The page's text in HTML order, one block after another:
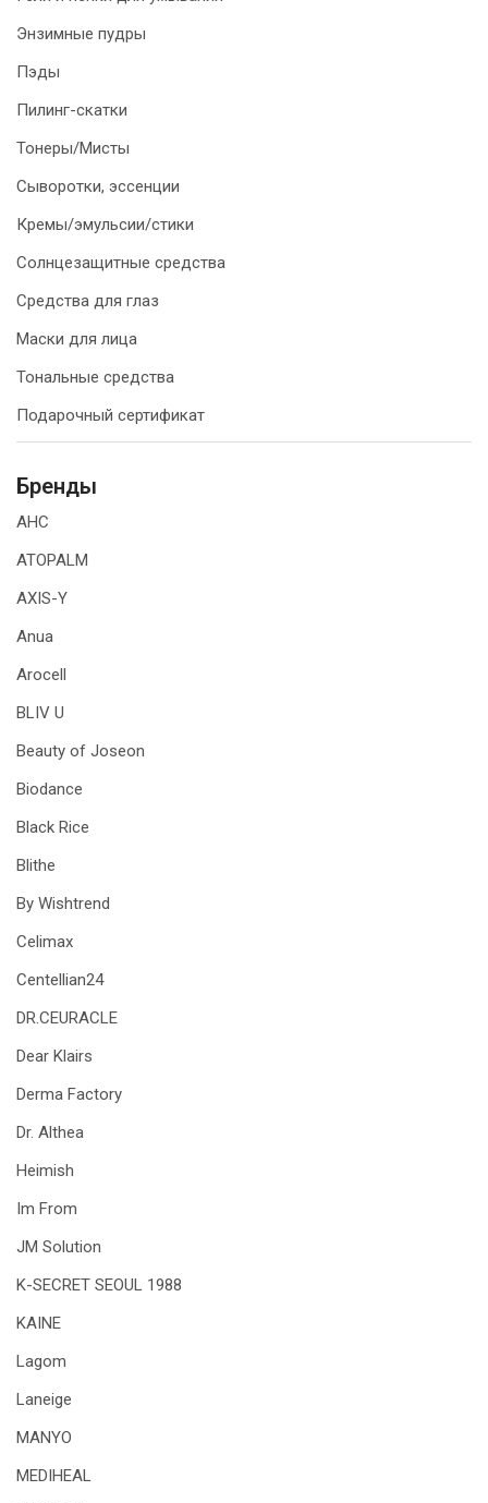
Энзимные пудры
Пэды
Пилинг-скатки
Тонеры/Мисты
Сыворотки, эссенции
Кремы/эмульсии/стики
Солнцезащитные средства
Средства для глаз
Маски для лица
Тональные средства
Подарочный сертификат
Бренды
AHC
ATOPALM
AXIS-Y
Anua
Arocell
BLIV U
Beauty of Joseon
Biodance
Black Rice
Blithe
By Wishtrend
Celimax
Centellian24
DR.CEURACLE
Dear Klairs
Derma Factory
Dr. Althea
Heimish
Im From
JM Solution
K-SECRET SEOUL 1988
KAINE
Lagom
Laneige
MANYO
MEDIHEAL